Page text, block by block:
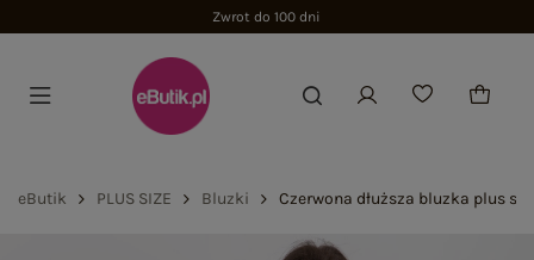
Zwrot do 100 dni
eButik PLUS SIZE Bluzki Czerwona dłuższa bluzka plus